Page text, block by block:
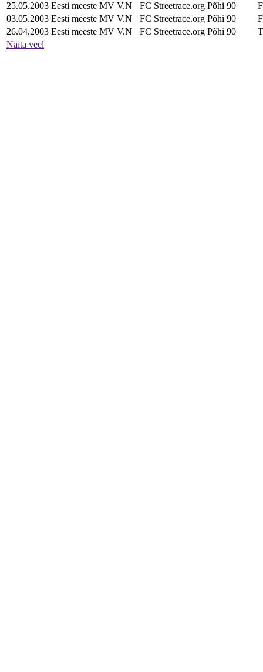
25.05.2003 Eesti meeste MV V.N FC Streetrace.org Põhi 90
03.05.2003 Eesti meeste MV V.N FC Streetrace.org Põhi 90
26.04.2003 Eesti meeste MV V.N FC Streetrace.org Põhi 90
Näita veel